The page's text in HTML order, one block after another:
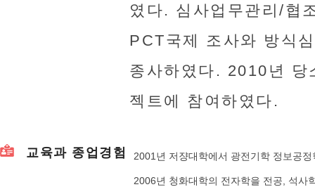
였다. 심사업무관리/협
PCT국제 조사와 방식
종사하였다. 2010년 당
젝트에 참여하였다.
교육과 종업경험 2001년 저쟝대학에서 광전기학 정보공
2006년 청화대학의 전자학을 전공, 석사